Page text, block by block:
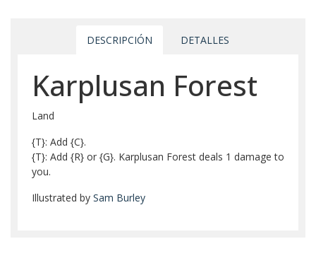
DESCRIPCIÓN DETALLES
Karplusan Forest
Land
{T}: Add {C}.
{T}: Add {R} or {G}. Karplusan Forest deals 1 damage to
you.
Illustrated by Sam Burley